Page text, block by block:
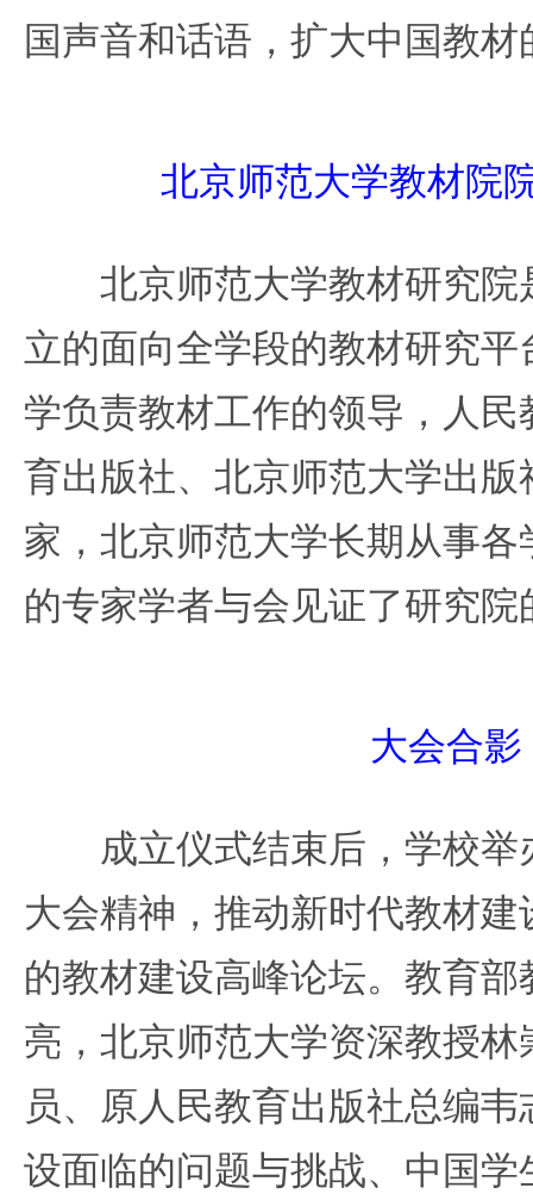
国声音和话语，扩大中国教
北京师范大学教材院
北京师范大学教材研究院
立的面向全学段的教材研究
学负责教材工作的领导，人
育出版社、北京师范大学出
家，北京师范大学长期从事
的专家学者与会见证了研究院
大会合影
成立仪式结束后，学校举
大会精神，推动新时代教材建
的教材建设高峰论坛。教育
亮，北京师范大学资深教授
员、原人民教育出版社总编
设面临的问题与挑战、中国